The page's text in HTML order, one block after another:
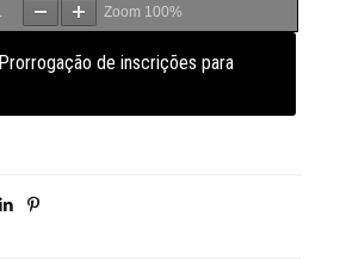
Zoom 100%
de inscrições para